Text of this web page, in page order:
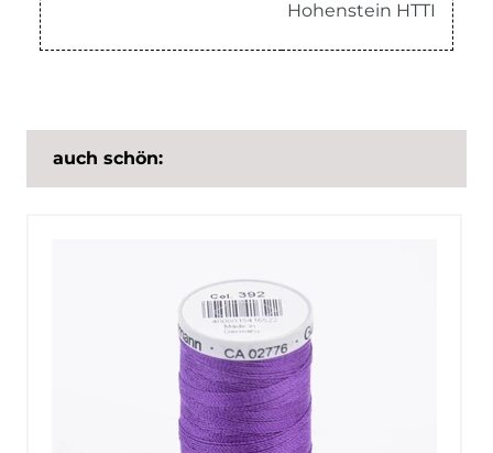
Hohenstein HTTI
auch schön: